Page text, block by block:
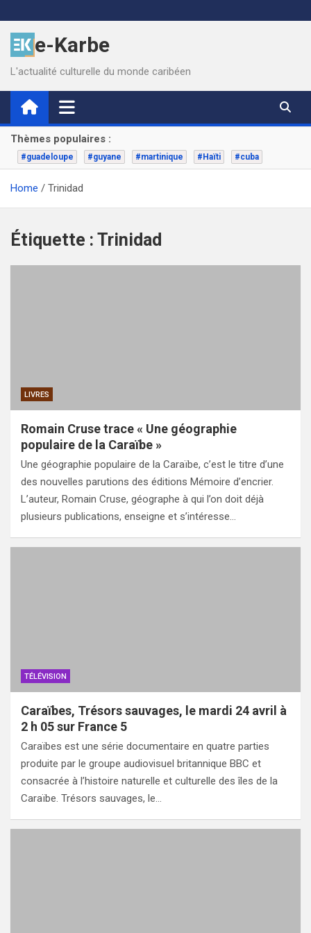
to
contente-Karbe
L'actualité culturelle du monde caribéen
Thèmes populaires :
#guadeloupe #guyane #martinique #Haïti #cuba
Home Trinidad
Étiquette : Trinidad
LIVRES
Romain Cruse trace « Une géographie
populaire de la Caraïbe »
Une géographie populaire de la Caraïbe, c’est le titre d’une
des nouvelles parutions des éditions Mémoire d’encrier.
L’auteur, Romain Cruse, géographe à qui l’on doit déjà
plusieurs publications, enseigne et s’intéresse…
TÉLÉVISION
Caraïbes, Trésors sauvages, le mardi 24 avril à
2 h 05 sur France 5
Caraïbes est une série documentaire en quatre parties
produite par le groupe audiovisuel britannique BBC et
consacrée à l’histoire naturelle et culturelle des îles de la
Caraïbe. Trésors sauvages, le…